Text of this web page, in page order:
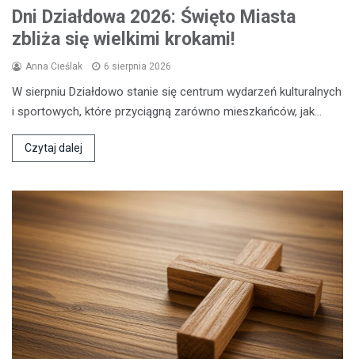
Dni Działdowa 2026: Święto Miasta
zbliża się wielkimi krokami!
Anna Cieślak 6 sierpnia 2026
W sierpniu Działdowo stanie się centrum wydarzeń kulturalnych
i sportowych, które przyciągną zarówno mieszkańców, jak…
Czytaj dalej